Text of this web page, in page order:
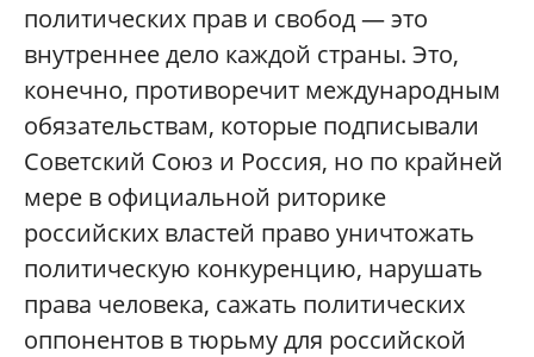
политических прав и свобод — это
внутреннее дело каждой страны. Это,
конечно, противоречит международным
обязательствам, которые подписывали
Советский Союз и Россия, но по крайней
мере в официальной риторике
российских властей право уничтожать
политическую конкуренцию, нарушать
права человека, сажать политических
оппонентов в тюрьму для российской